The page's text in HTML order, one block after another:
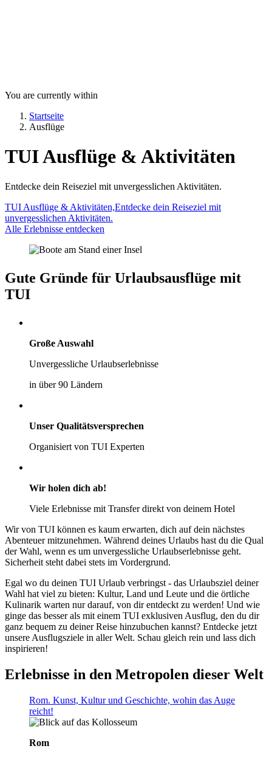
You are currently within
Startseite
Ausflüge
TUI Ausflüge & Aktivitäten
Entdecke dein Reiseziel mit unvergesslichen Aktivitäten.
TUI Ausflüge & Aktivitäten,Entdecke dein Reiseziel mit
unvergesslichen Aktivitäten.
Alle Erlebnisse entdecken
Gute Gründe für Urlaubsausflüge mit
TUI
Große Auswahl
Unvergessliche Urlaubserlebnisse
in über 90 Ländern
Unser Qualitätsversprechen
Organisiert von TUI Experten
Wir holen dich ab!
Viele Erlebnisse mit Transfer direkt von deinem Hotel
Wir von TUI können es kaum erwarten, dich auf dein nächstes
Abenteuer mitzunehmen. Während deines Urlaubs hast du die Qual
der Wahl, wenn es um unvergessliche Urlaubserlebnisse geht.
Sicherheit steht dabei stets im Vordergrund.
Egal wo du deinen TUI Urlaub verbringst - das Urlaubsziel deiner
Wahl hat viel zu bieten: Kultur, Land und Leute und die örtliche
Kulinarik warten nur darauf, von dir entdeckt zu werden! Und wie
ginge das besser als mit einem TUI exklusiven Ausflug, den du dir
ganz bequem zu deiner Reise hinzubuchen kannst? Entdecke jetzt
unsere Ausflugsziele in aller Welt. Schau gleich rein und lass dich
inspirieren!
Erlebnisse in den Metropolen dieser Welt
Rom. Kunst, Kultur und Geschichte, wohin das Auge
reicht!
Rom